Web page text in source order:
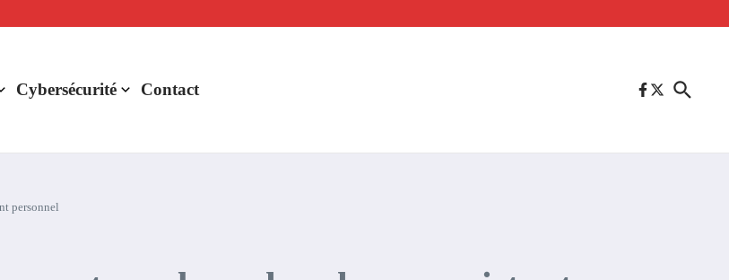
Cybersécurité Contact
personnel